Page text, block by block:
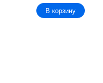
В корзину